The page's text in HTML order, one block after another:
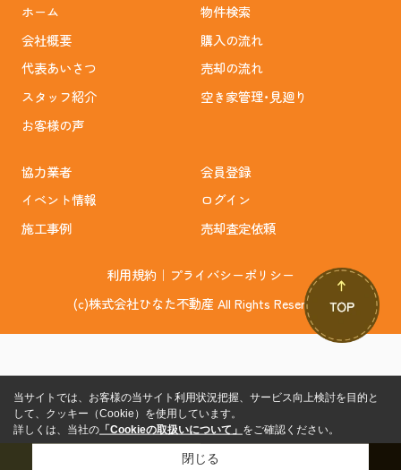
ホーム
会社概要
代表あいさつ
スタッフ紹介
お客様の声
物件検索
購入の流れ
売却の流れ
空き家管理･見廻り
協力業者
イベント情報
施工事例
会員登録
ログイン
売却査定依頼
利用規約 ｜ プライバシーポリシー
(c)株式会社ひなた不動産 All Rights Reserved.
当サイトでは、お客様の当サイト利用状況把握、サービス向上検討を目的と
して、クッキー（Cookie）を使用しています。
詳しくは、当社の 「Cookieの取扱いについて」 をご確認ください。
閉じる